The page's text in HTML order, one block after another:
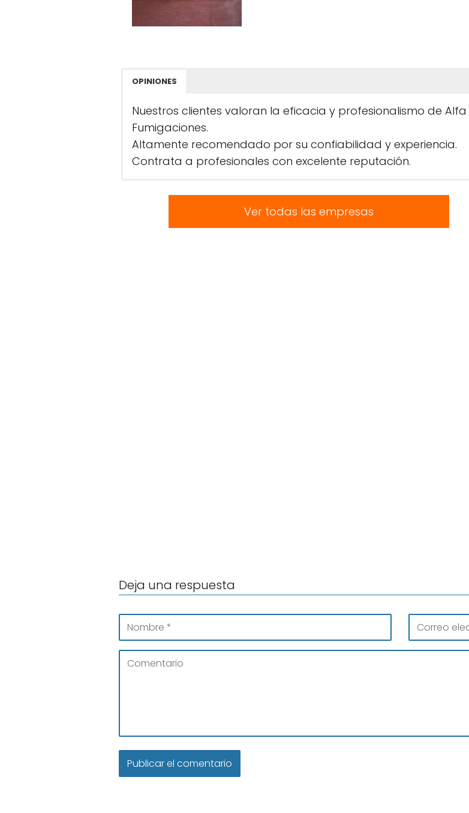
OPINIONES
Nuestros clientes valoran la eficacia y profesionalismo de Alfa
Fumigaciones.
Altamente recomendado por su confiabilidad y experiencia.
Contrata a profesionales con excelente reputación.
Ver todas las empresas
Deja una respuesta